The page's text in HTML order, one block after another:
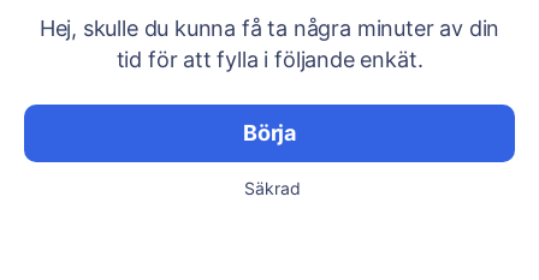
Hej, skulle du kunna få ta några minuter av din
tid för att fylla i följande enkät.
Börja
Säkrad